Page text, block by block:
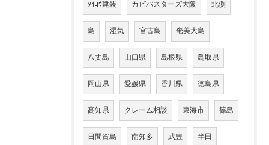
ﾀｲｺｳ建装 カビバスターズ大阪 北側
島 湿気 宮古島 奄美大島
八丈島 山口県 島根県 鳥取県
岡山県 愛媛県 香川県 徳島県
高知県 クレーム相談 東海市 篠島
日間賀島 南知多 武豊 半田